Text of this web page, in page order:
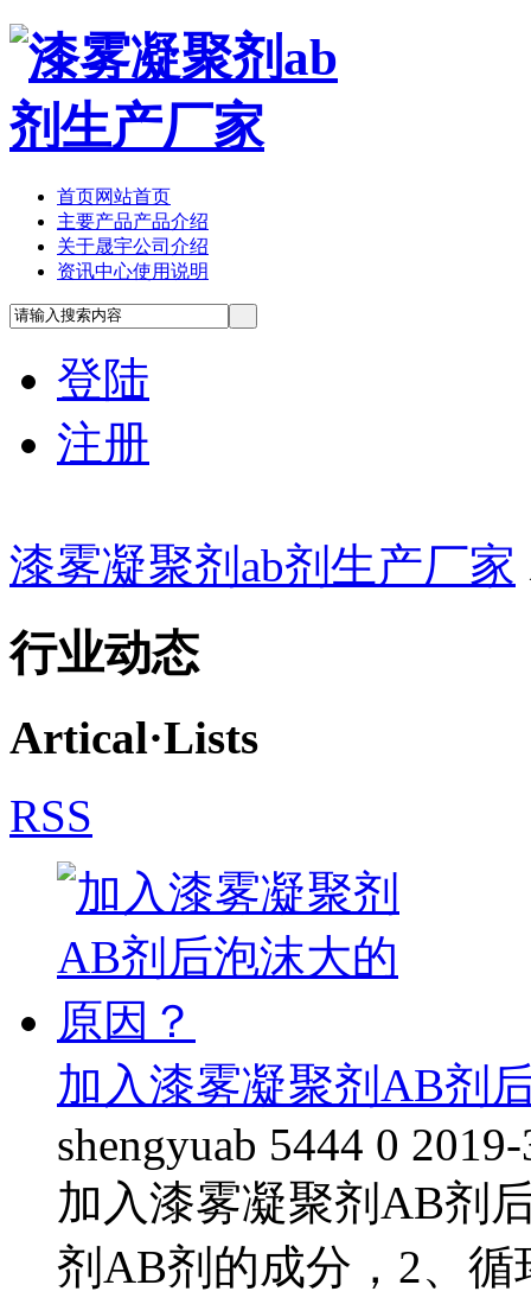
首页网站首页
主要产品产品介绍
关于晟宇公司介绍
资讯中心使用说明
登陆
注册
漆雾凝聚剂ab剂生产厂家
行业动态
Artical·Lists
RSS
加入漆雾凝聚剂AB剂
shengyuab 5444 0
加入漆雾凝聚剂AB剂
剂AB剂的成分，2、